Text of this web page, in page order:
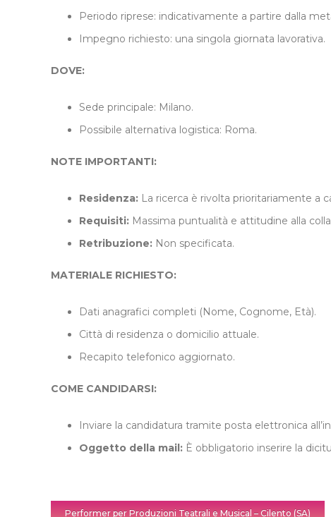
Periodo riprese: indicativamente a partire dalla
Impegno richiesto: una singola giornata lavorativa.
DOVE:
Sede principale: Milano.
Possibile alternativa logistica: Roma.
NOTE IMPORTANTI:
Residenza: La ricerca è rivolta prioritariamente a
Requisiti: Massima puntualità e attitudine alla
Retribuzione: Non specificata.
MATERIALE RICHIESTO:
Dati anagrafici completi (Nome, Cognome, Età).
Città di residenza o domicilio attuale.
Recapito telefonico aggiornato.
COME CANDIDARSI:
Inviare la candidatura tramite posta elettronica
Oggetto della mail: È obbligatorio inserire la
Performer per Produzioni Teatrali e Musical – Cilento (SA)